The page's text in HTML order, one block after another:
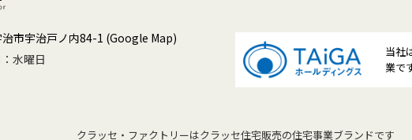
市宇治戸ノ内84-1 (Google Map)
水曜日
当社
業で
クラッセ・ファクトリーはクラッセ住宅販売の住宅事業ブランドです